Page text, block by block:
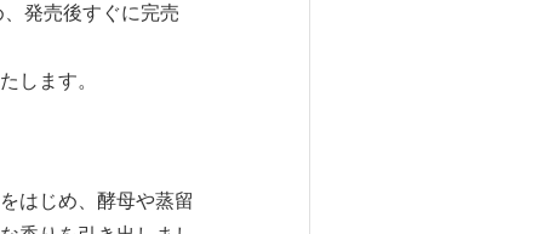
発売後すぐに完売
します。
はじめ、酵母や蒸留